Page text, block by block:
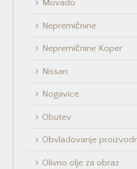
Movado
Nepremičnine
Nepremičnine Koper
Nissan
Nogavice
Obutev
Obvladovanje
Olivno olje za obraz